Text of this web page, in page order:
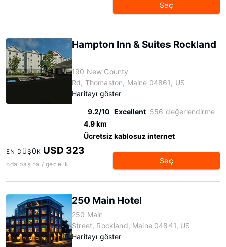
Seç
Hampton Inn & Suites Rockland
190 New County
Rd, Thomaston, Maine 04861, US
Haritayı göster
9.2/10 Excellent 556 değerlendirme
4.9 km
Ücretsiz kablosuz internet
EN DÜŞÜK USD 323
oda başına / gecelik Seç
250 Main Hotel
250 Main
Street, Rockland, Maine 04841, US
Haritayı göster